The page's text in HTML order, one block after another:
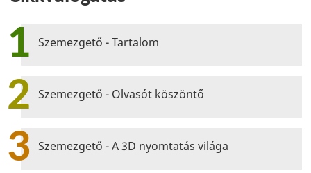
1 Szemezgető - Tartalom
2 Szemezgető - Olvasót köszöntő
3 Szemezgető - A 3D nyomtatás világa